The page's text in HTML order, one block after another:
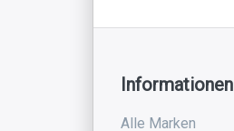
Informationen
Alle Marken